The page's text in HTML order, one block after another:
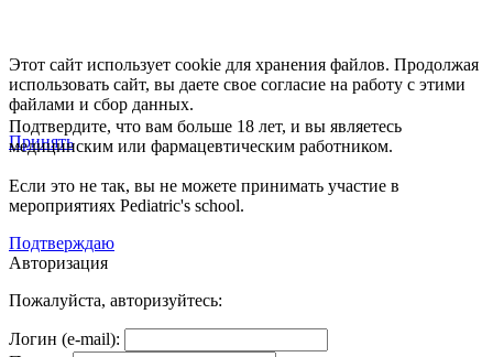
Этот сайт использует cookie для хранения файлов. Продолжая
использовать сайт, вы даете свое согласие на работу с этими
файлами и сбор данных.
Принять
Подтвердите, что вам больше 18 лет, и вы являетесь
медицинским или фармацевтическим работником.
Если это не так, вы не можете принимать участие в
мероприятиях Pediatric's school.
Подтверждаю
Авторизация
Пожалуйста, авторизуйтесь:
Логин (e-mail):